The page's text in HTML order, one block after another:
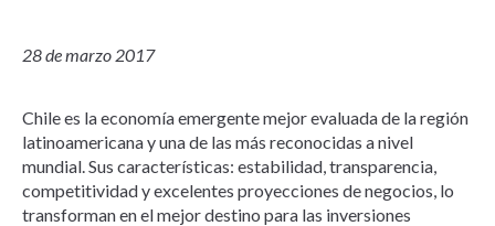
28 de marzo 2017
Chile es la economía emergente mejor evaluada de la región
latinoamericana y una de las más reconocidas a nivel
mundial. Sus características: estabilidad, transparencia,
competitividad y excelentes proyecciones de negocios, lo
transforman en el mejor destino para las inversiones